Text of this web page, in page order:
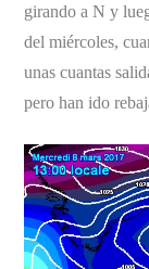
girando a N y
del miércoles,
unas cuantas
pero han ido